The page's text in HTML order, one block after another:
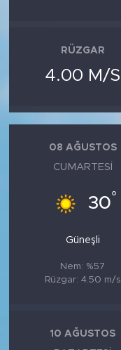
RÜZGAR
4.00 M/S
08 AĞUSTOS
CUMARTESI
30°
Güneşli
Nem: %57
Rüzgar: 4.50 m/s
10 AĞUSTOS